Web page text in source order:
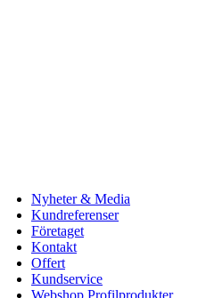
Nyheter & Media
Kundreferenser
Företaget
Kontakt
Offert
Kundservice
Webshop Profilprodukter